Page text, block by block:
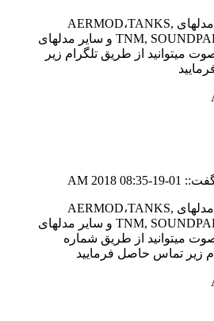
جهت آموزش مدلهای AERMOD،TANKS,
TNM, SOUNDPALN, FLUENT و سایر مدلهای
میتوانید از طریق تلگرام زیر
01-19-2018
08:35 AM
جهت آموزش مدلهای AERMOD،TANKS,
TNM, SOUNDPALN, FLUENT و سایر مدلهای
میتوانید از طریق شماره
زیر تماس حاصل فرمایید